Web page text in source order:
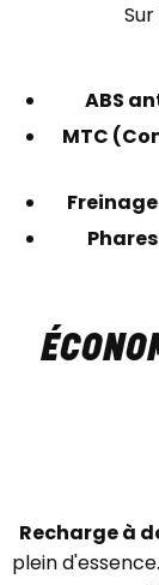
ABS
MTC
Recharge à
plein